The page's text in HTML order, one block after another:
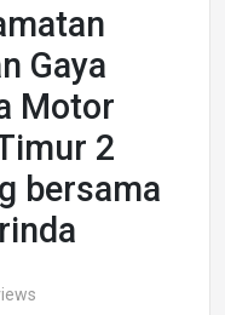
Gaya
Motor
2
bersama